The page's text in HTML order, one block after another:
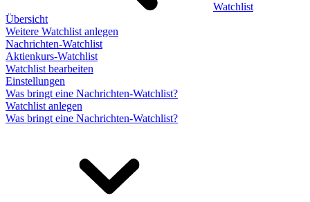
Watchlist
Übersicht
Weitere Watchlist anlegen
Nachrichten-Watchlist
Aktienkurs-Watchlist
Watchlist bearbeiten
Einstellungen
Was bringt eine Nachrichten-Watchlist?
Watchlist anlegen
Was bringt eine Nachrichten-Watchlist?